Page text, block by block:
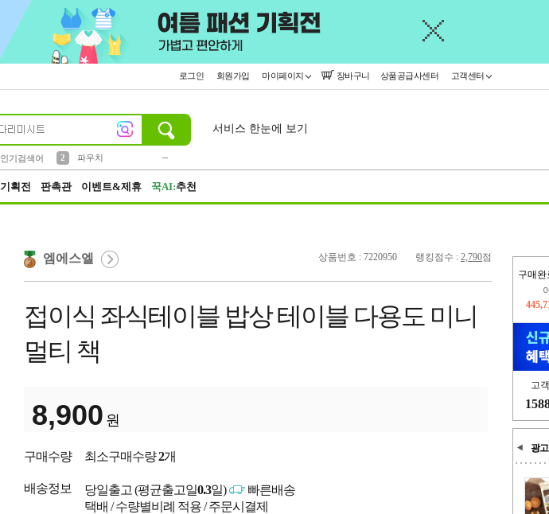
로그인 회원가입 마이페이지 장바구니 상품공급사센터 고객센터
인기검색어
2
파우치
서비스 한눈에 보기
기획전 판촉관 이벤트&제휴 꾹AI:추천
구매완
오
고
광고
상품번호 : 7220950 랭킹점수 : 2,790점
엠에스엘
접이식 좌식테이블 밥상 테이블 다용도 미니
멀티 책
8,900 원
구매수량 최소구매수량2개
배송정보 당일출고 (평균출고일0.3일)
빠른배송
택배 / 수량별비례 적용 / 주문시결제